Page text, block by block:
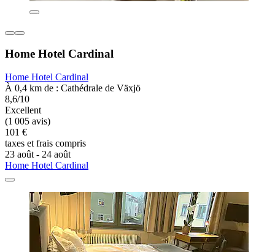
Home Hotel Cardinal
Home Hotel Cardinal
À 0,4 km de : Cathédrale de Växjö
8,6/10
Excellent
(1 005 avis)
101 €
taxes et frais compris
23 août - 24 août
Home Hotel Cardinal